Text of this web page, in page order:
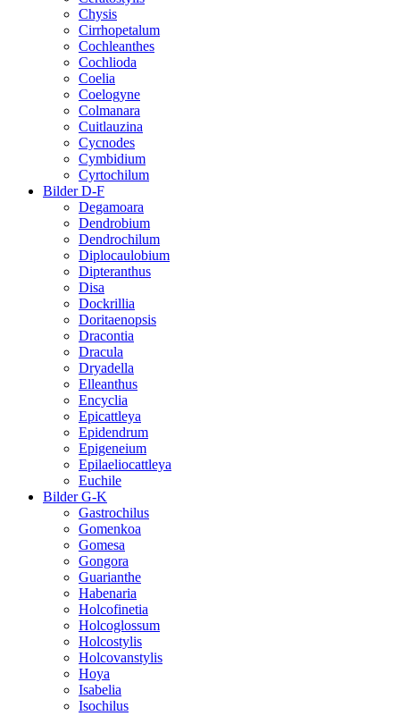
Chysis
Cirrhopetalum
Cochleanthes
Cochlioda
Coelia
Coelogyne
Colmanara
Cuitlauzina
Cycnodes
Cymbidium
Cyrtochilum
Bilder D-F
Degamoara
Dendrobium
Dendrochilum
Diplocaulobium
Dipteranthus
Disa
Dockrillia
Doritaenopsis
Dracontia
Dracula
Dryadella
Elleanthus
Encyclia
Epicattleya
Epidendrum
Epigeneium
Epilaeliocattleya
Euchile
Bilder G-K
Gastrochilus
Gomenkoa
Gomesa
Gongora
Guarianthe
Habenaria
Holcofinetia
Holcoglossum
Holcostylis
Holcovanstylis
Hoya
Isabelia
Isochilus